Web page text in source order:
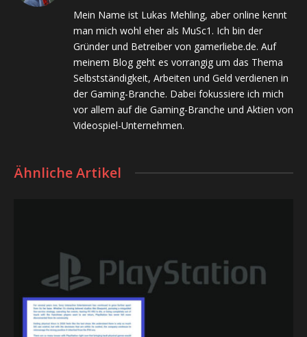
Mein Name ist Lukas Mehling, aber online kennt
man mich wohl eher als MuSc1. Ich bin der
Gründer und Betreiber von gamerliebe.de. Auf
meinem Blog geht es vorrangig um das Thema
Selbstständigkeit, Arbeiten und Geld verdienen in
der Gaming-Branche. Dabei fokussiere ich mich
vor allem auf die Gaming-Branche und Aktien von
Videospiel-Unternehmen.
Ähnliche Artikel